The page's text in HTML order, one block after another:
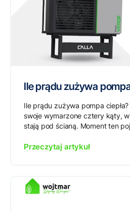
Ile prądu zużywa
Ile prądu zużywa pompa
swoje wymarzone cztery kąty,
stają pod ścianą. Moment ten
Przeczytaj artykuł